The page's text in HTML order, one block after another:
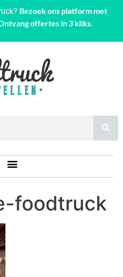
Bezoek ons platform met
offertes in 3 kliks.
foodtruck